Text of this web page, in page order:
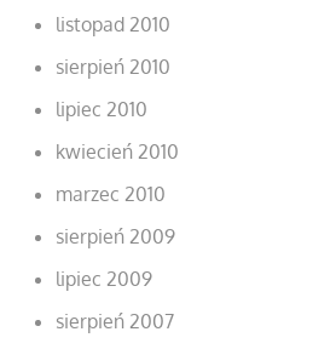
listopad 2010
sierpień 2010
lipiec 2010
kwiecień 2010
marzec 2010
sierpień 2009
lipiec 2009
sierpień 2007